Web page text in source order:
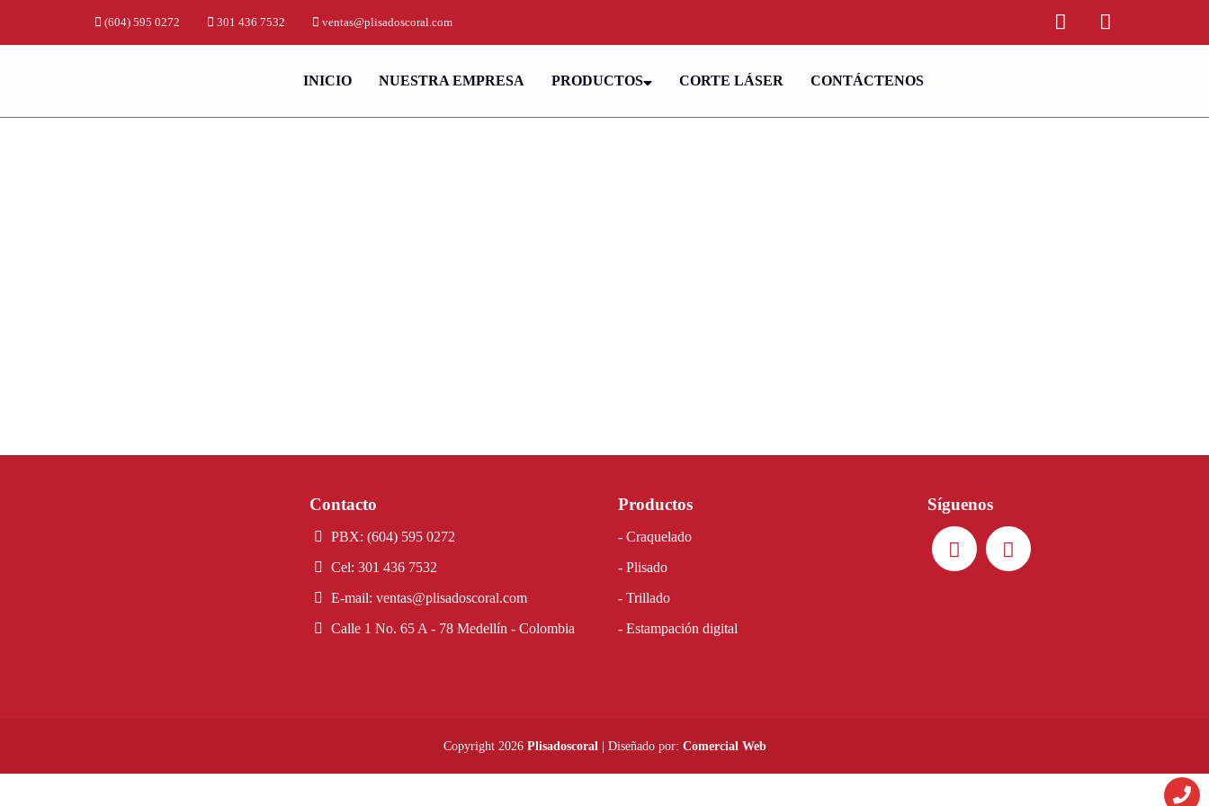
(604) 595 0272 301 436 7532 ventas@plisadoscoral.com
INICIO NUESTRA EMPRESA PRODUCTOS CORTE LÁSER CONTÁCTENOS
Contacto
PBX: (604) 595 0272
Cel: 301 436 7532
E-mail: ventas@plisadoscoral.com
Calle 1 No. 65 A - 78 Medellín - Colombia
Productos
- Craquelado
- Plisado
- Trillado
- Estampación digital
Síguenos
Copyright 2026 Plisadoscoral | Diseñado por: Comercial Web